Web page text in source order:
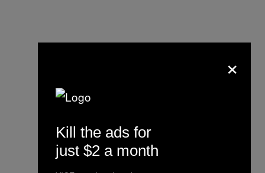
×
Kill the ads for
just $2 a month